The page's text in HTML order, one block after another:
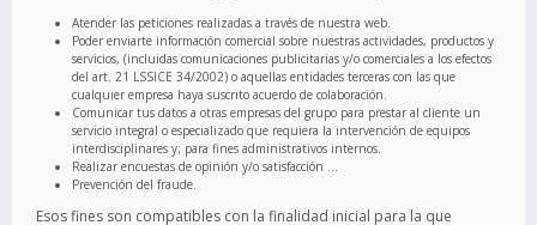
Atender las peticiones realizadas a través de nuestra web.
Poder enviarte información comercial sobre nuestras actividades, productos y
servicios, (incluidas comunicaciones publicitarias y/o comerciales a los efectos
del art. 21 LSSICE 34/2002) o aquellas entidades terceras con las que
cualquier empresa haya suscrito acuerdo de colaboración.
Comunicar tus datos a otras empresas del grupo para prestar al cliente un
servicio integral o especializado que requiera la intervención de equipos
interdisciplinares y; para fines administrativos internos.
Realizar encuestas de opinión y/o satisfacción …
Prevención del fraude.
Esos fines son compatibles con la finalidad inicial para la que